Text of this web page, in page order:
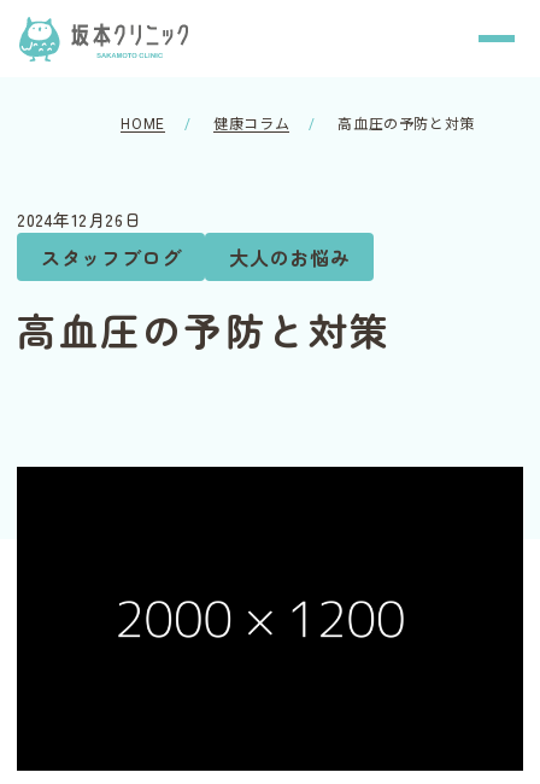
HOME 健康コラム 高血圧の予防と対策
2024年12月26日
スタッフブログ 大人のお悩み
高血圧の予防と対策